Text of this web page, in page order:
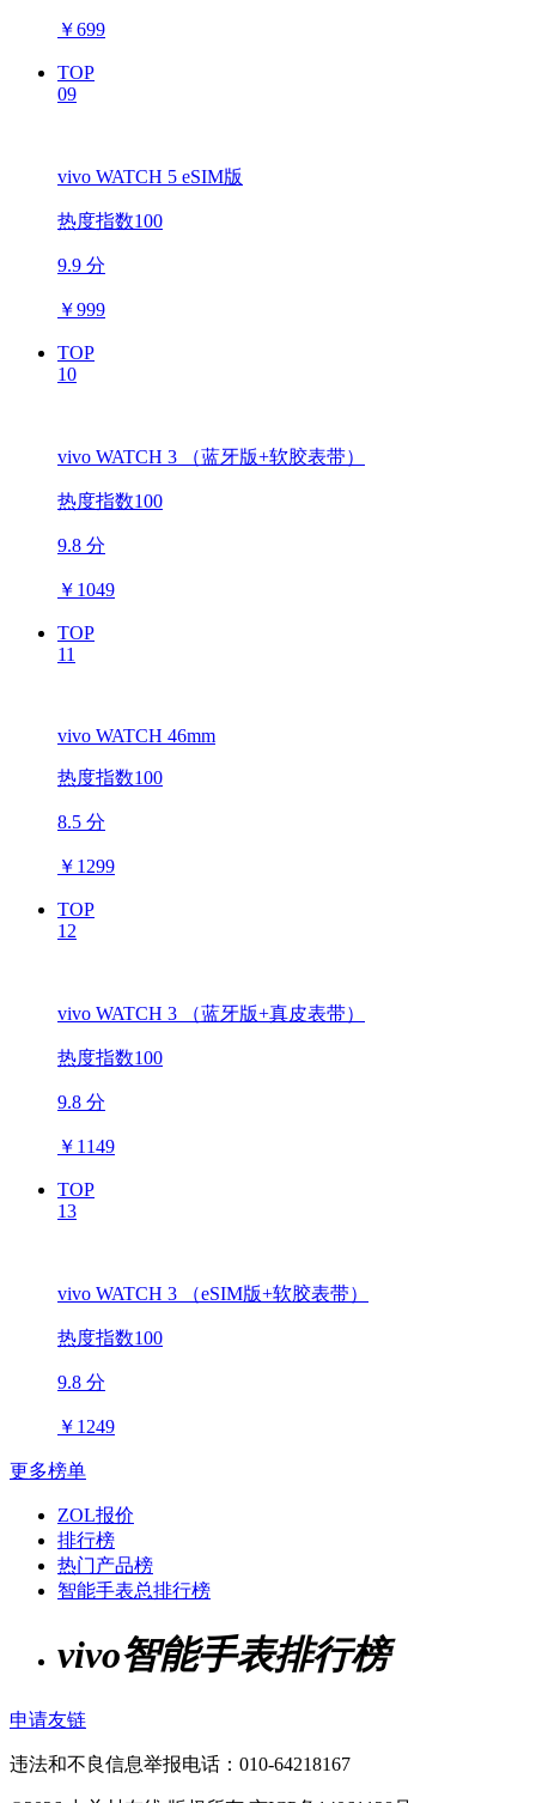
￥699
TOP
09
vivo WATCH 5 eSIM版
热度指数100
9.9 分
￥999
TOP
10
vivo WATCH 3 （蓝牙版+软胶表带）
热度指数100
9.8 分
￥ 1049
TOP
11
vivo WATCH 46mm
热度指数100
8.5 分
￥ 1299
TOP
12
vivo WATCH 3 （蓝牙版+真皮表带）
热度指数100
9.8 分
￥ 1149
TOP
13
vivo WATCH 3 （eSIM版+软胶表带）
热度指数100
9.8 分
￥ 1249
更多榜单
ZOL报价
排行榜
热门产品榜
智能手表总排行榜
vivo智能手表排行榜
申请友链
违法和不良信息举报电话：010-64218167